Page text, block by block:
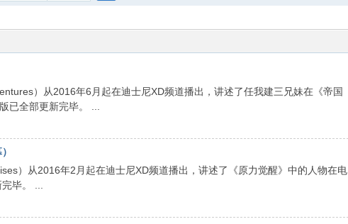
索
）从2016年6月起在迪士尼XD频道播出，讲述了任我建三兄妹在《帝国
已全部更新完毕。 ...
）从2016年2月起在迪士尼XD频道播出，讲述了《原力觉醒》中的人物在电
毕。 ...